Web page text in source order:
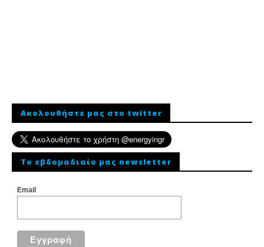
Ακολουθήστε μας στο twitter
To εβδομαδιαίο μας newsletter
Email